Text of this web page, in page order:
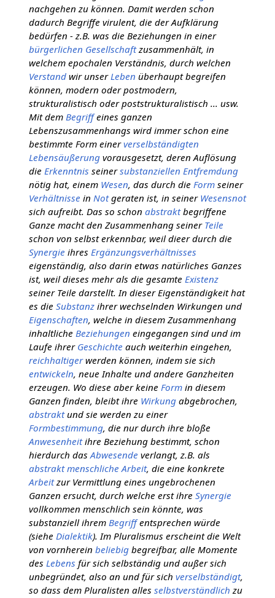
nachgehen zu können. Damit werden schon
dadurch Begriffe virulent, die der Aufklärung
bedürfen - z.B. was die Beziehungen in einer
bürgerlichen Gesellschaftzusammenhält, in
welchem epochalen Verständnis, durch welchen
Verstandwir unser Leben überhaupt begreifen
können, modern oder postmodern,
strukturalistisch oder poststrukturalistisch ... usw.
Mit dem Begriffeines ganzen
Lebenszusammenhangs wird immer schon eine
bestimmte Form einerverselbständigten
Lebensäußerungvorausgesetzt, deren Auflösung
die Erkenntnis seinersubstanziellen Entfremdung
nötig hat, einem Wesen, das durch die Formseiner
Verhältnisse in Notgeraten ist, in seiner Wesensnot
sich aufreibt. Das so schon abstraktbegriffene
Ganze macht den Zusammenhang seiner Teile
schon von selbst erkennbar, weil dieer durch die
Synergie ihres Ergänzungsverhältnisses
eigenständig, also darin etwas natürliches Ganzes
ist, weil dieses mehr als die gesamte Existenz
seiner Teile darstellt. In dieser Eigenständigkeit hat
es die Substanzihrer wechselnden Wirkungen und
Eigenschaften, welche in diesem Zusammenhang
inhaltliche Beziehungen eingegangen sind und im
Laufe ihrer Geschichte auch weiterhin eingehen,
reichhaltigerwerden können, indem sie sich
entwickeln, neue Inhalte und andere Ganzheiten
erzeugen. Wo diese aber keine Formin diesem
Ganzen finden, bleibt ihre Wirkungabgebrochen,
abstraktund sie werden zu einer
Formbestimmung, die nur durch ihre bloße
Anwesenheitihre Beziehung bestimmt, schon
hierdurch das Abwesende verlangt, z.B. als
abstrakt menschliche Arbeit, die eine konkrete
Arbeitzur Vermittlung eines ungebrochenen
Ganzen ersucht, durch welche erst ihre Synergie
vollkommen menschlich sein könnte, was
substanziell ihrem Begriffentsprechen würde
(siehe Dialektik). Im Pluralismus erscheint die Welt
von vornherein beliebigbegreifbar, alle Momente
des Lebens für sich selbständig und außer sich
unbegründet, also an und für sich verselbständigt,
so dass dem Pluralisten alles selbstverständlich zu